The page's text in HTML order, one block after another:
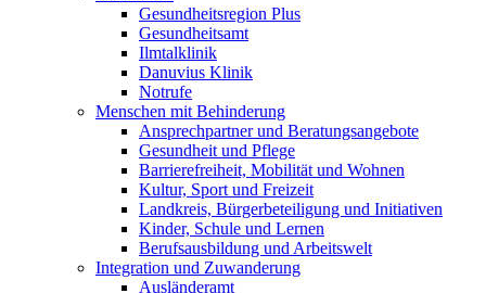
Gesundheitsregion Plus
Gesundheitsamt
Ilmtalklinik
Danuvius Klinik
Notrufe
Menschen mit Behinderung
Ansprechpartner und Beratungsangebote
Gesundheit und Pflege
Barrierefreiheit, Mobilität und Wohnen
Kultur, Sport und Freizeit
Landkreis, Bürgerbeteiligung und Initiativen
Kinder, Schule und Lernen
Berufsausbildung und Arbeitswelt
Integration und Zuwanderung
Ausländeramt